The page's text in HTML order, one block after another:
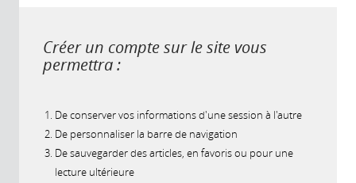
Créer un compte sur le site vous
permettra :
De conserver vos informations d'une session à l'autre
De personnaliser la barre de navigation
De sauvegarder des articles, en favoris ou pour une
lecture ultérieure